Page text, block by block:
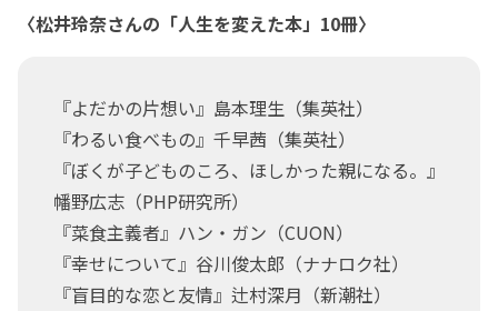
〈松井玲奈さんの「人生を変えた本」10冊〉
『よだかの片想い』島本理生（集英社）
『わるい食べもの』千早茜（集英社）
『ぼくが子どものころ、ほしかった親になる。』
幡野広志（PHP研究所）
『菜食主義者』ハン・ガン（CUON）
『幸せについて』谷川俊太郎（ナナロク社）
『盲目的な恋と友情』辻村深月（新潮社）